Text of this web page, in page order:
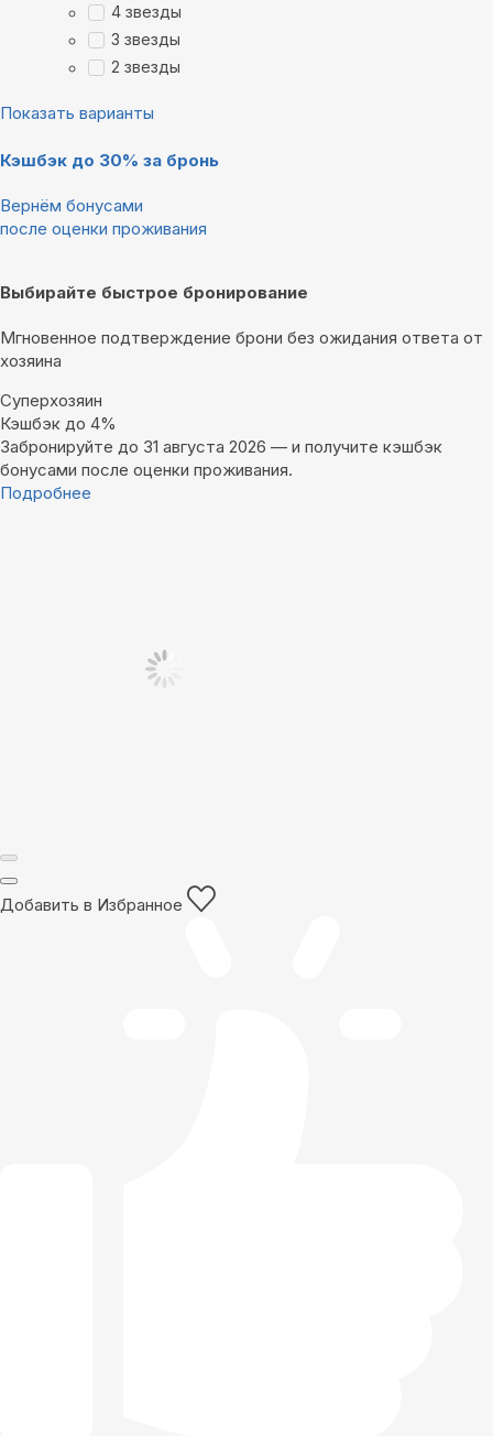
4 звезды
3 звезды
2 звезды
Показать варианты
Кэшбэк до 30% за бронь
Вернём бонусами
после оценки проживания
Выбирайте быстрое бронирование
Мгновенное подтверждение брони без ожидания ответа от
хозяина
Суперхозяин
Кэшбэк до 4%
Забронируйте до 31 августа 2026 — и получите кэшбэк
бонусами после оценки проживания.
Подробнее
Добавить в Избранное